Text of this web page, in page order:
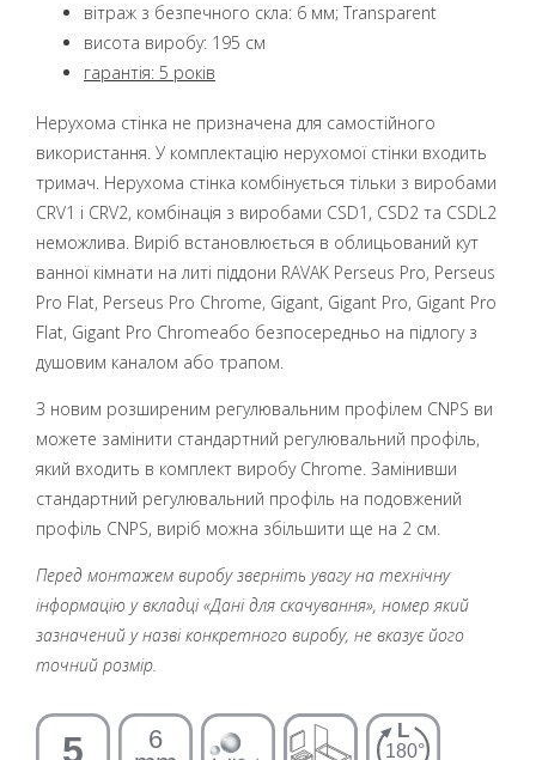
вітраж з безпечного скла: 6 мм; Transparent
висота виробу: 195 см
гарантія: 5 років
Нерухома стінка не призначена для самостійного
використання. У комплектацію нерухомої стінки входить
тримач. Нерухома стінка комбінується тільки з виробами
CRV1 і CRV2, комбінація з виробами CSD1, CSD2 та CSDL2
неможлива. Виріб встановлюється в облицьований кут
ванної кімнати на литі піддони RAVAK Perseus Pro, Perseus
Pro Flat, Perseus Pro Chrome, Gigant, Gigant Pro, Gigant Pro
Flat, Gigant Pro Chromeабо безпосередньо на підлогу з
душовим каналом або трапом.
З новим розширеним регулювальним профілем CNPS ви
можете замінити стандартний регулювальний профіль,
який входить в комплект виробу Chrome. Замінивши
стандартний регулювальний профіль на подовжений
профіль CNPS, виріб можна збільшити ще на 2 см.
Перед монтажем виробу зверніть увагу на технічну
інформацію у вкладці «Дані для скачування», номер який
зазначений у назві конкретного виробу, не вказує його
точний розмір.